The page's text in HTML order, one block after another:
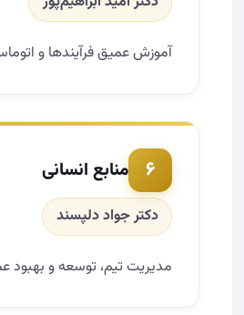
آموزش عمیق فرآیندها و
۶ منابع انسانی
دکتر جواد دلپسند
مدیریت تیم، توسعه و بهبود